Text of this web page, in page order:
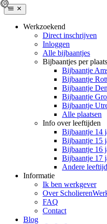
Werkzoekend
Direct inschrijven
Inloggen
Alle bijbaantjes
Bijbaantjes per plaats
Bijbaantje
Bijbaantje
Bijbaantje
Bijbaantje
Bijbaantje
Alle plaatsen
Info over leeftijden
Bijbaantje 14
Bijbaantje 15
Bijbaantje 16
Bijbaantje 17
Andere
Informatie
Ik ben werkgever
Over
FAQ
Contact
Blog